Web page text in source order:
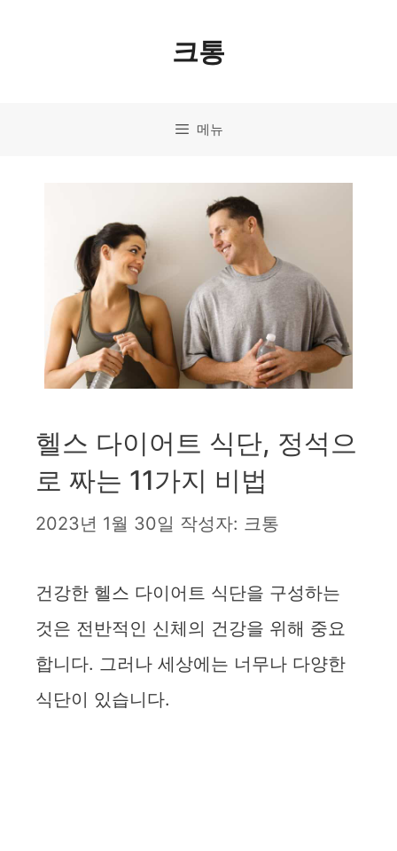
크통
메뉴
헬스 다이어트 식단, 정석으
로 짜는 11가지 비법
2023년 1월 30일 작성자: 크통
건강한 헬스 다이어트 식단을 구성하는
것은 전반적인 신체의 건강을 위해 중요
합니다. 그러나 세상에는 너무나 다양한
식단이 있습니다.